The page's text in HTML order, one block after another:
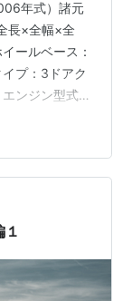
年式）諸元
長×全幅×全
ールベース：
プ：3ドアク
ンジン型式：
ミッション：
：ダブルウィ
：ベンチレ